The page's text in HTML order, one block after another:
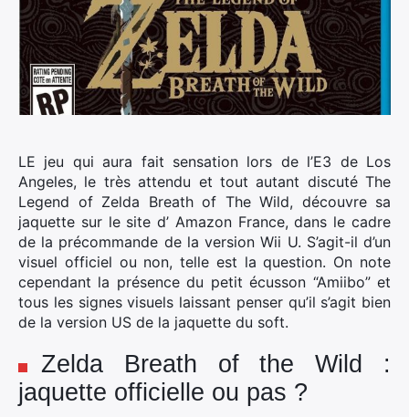
LE jeu qui aura fait sensation lors de l’E3 de Los
Angeles, le très attendu et tout autant discuté The
Legend of Zelda Breath of The Wild, découvre sa
jaquette sur le site d’ Amazon France, dans le cadre
de la précommande de la version Wii U. S’agit-il d’un
visuel officiel ou non, telle est la question. On note
cependant la présence du petit écusson “Amiibo” et
tous les signes visuels laissant penser qu’il s’agit bien
de la version US de la jaquette du soft.
Zelda Breath of the Wild :
jaquette officielle ou pas ?